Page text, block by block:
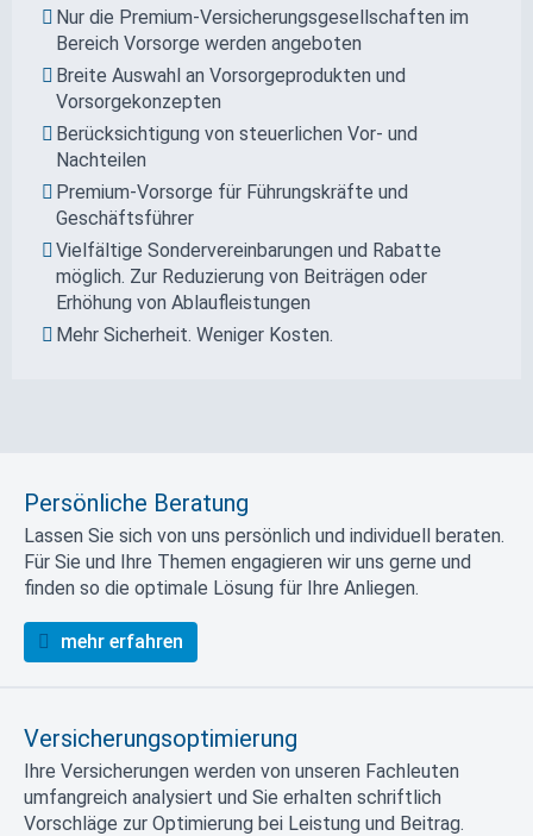
Nur die Premium-Ver­sicherungs­gesell­schaften im
Bereich Vorsorge werden angeboten
Breite Auswahl an Vor­sorge­produkten und
Vorsorgekonzepten
Berücksichtigung von steuerlichen Vor- und
Nachteilen
Premium-Vorsorge für Führungskräfte und
Geschäftsführer
Vielfältige Sonder­vereinbarungen und Rabatte
möglich. Zur Reduzierung von Beiträgen oder
Erhöhung von Ablauf­leistungen
Mehr Sicherheit. Weniger Kosten.
Persönliche Beratung
Lassen Sie sich von uns persönlich und individuell beraten.
Für Sie und Ihre Themen engagieren wir uns gerne und
finden so die optimale Lösung für Ihre Anliegen.
mehr erfahren
Versicherungsoptimierung
Ihre Versicherungen werden von unseren Fachleuten
umfangreich analysiert und Sie erhalten schriftlich
Vorschläge zur Optimierung bei Leistung und Beitrag.